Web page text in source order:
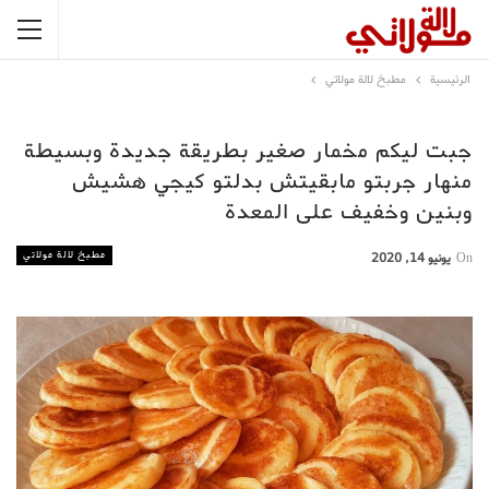
الرئيسية مطبخ لالة مولاتي
جبت ليكم مخمار صغير بطريقة جديدة وبسيطة
منهار جربتو مابقيتش بدلتو كيجي هشيش
وبنين وخفيف على المعدة
مطبخ لالة مولاتي On يونيو 14, 2020